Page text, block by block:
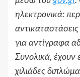
ηλεκτρονικά:
για αντίγραφα
Συνολικά, έχουν
χιλιάδες